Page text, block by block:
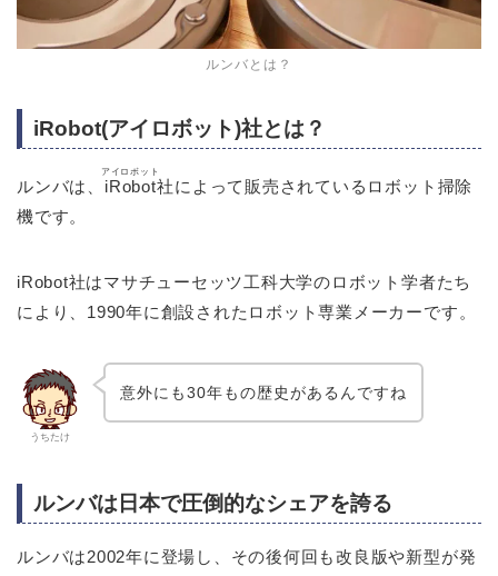
ルンバとは？
iRobot(アイロボット)社とは？
ルンバは、 iRobot
アイロボット
社によって販売されているロボット掃除
機です。
iRobot社はマサチューセッツ工科大学のロボット学者たち
により、1990年に創設されたロボット専業メーカーです。
うちたけ
意外にも30年もの歴史があるんですね
ルンバは日本で圧倒的なシェアを誇る
ルンバは2002年に登場し、その後何回も改良版や新型が発